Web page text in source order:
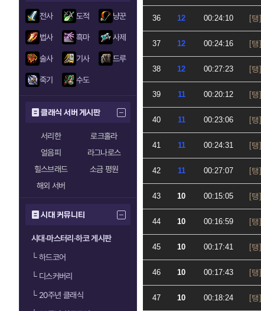
전사 도적 냥꾼
법사 흑마 사제
술사 기사 드루
죽기 수도
클래식 서버 게시판
서리한
로크홀라
얼음피
라그나로스
힐스브래드
소금 평원
해외 서버
시대 커뮤니티
시대·마스터리·하코 게시판
└하드코어
└디스커버리
└20주년 클래식
36 12 00:24:10
37 12 00:24:16
38 12 00:27:23
39 11 00:20:12
40 11 00:23:06
41 11 00:24:31
42 11 00:27:07
43 10 00:15:05
44 10 00:16:59
45 10 00:17:41
46 10 00:17:43
47 10 00:18:24